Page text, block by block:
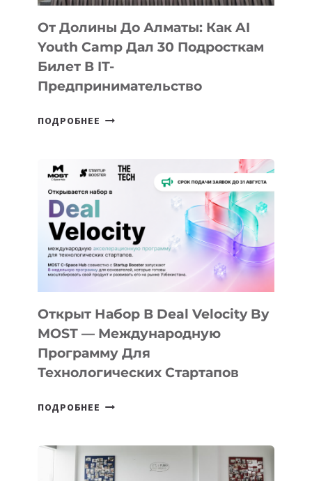
От Долины До Алматы: Как AI
Youth Camp Дал 30 Подросткам
Билет В IT-
Предпринимательство
ПОДРОБНЕЕ ОТ
АЛМАТЫ:
AI
YOUTH
CAMP
ДАЛ
30
ПОДРОСТКАМ
БИЛЕТ
В
ПРЕДПРИНИМАТЕЛЬСТВО
Открыт Набор В Deal Velocity By
MOST — Международную
Программу Для
Технологических Стартапов
ПОДРОБНЕЕ ОТКРЫТ
DEAL
VELOCITY